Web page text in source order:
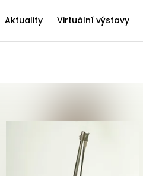
Aktuality Virtuální výstavy